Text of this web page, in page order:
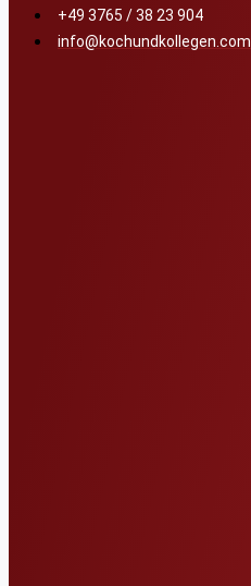
+49 3765 / 38 23 904
info@kochundkollegen.com